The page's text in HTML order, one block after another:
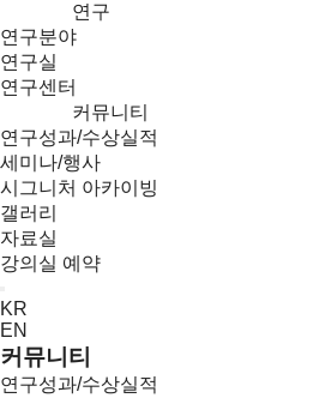
연구
연구분야
연구실
연구센터
커뮤니티
연구성과/수상실적
세미나/행사
시그니처 아카이빙
갤러리
자료실
강의실 예약
Menu
KR
EN
커뮤니티
연구성과/수상실적